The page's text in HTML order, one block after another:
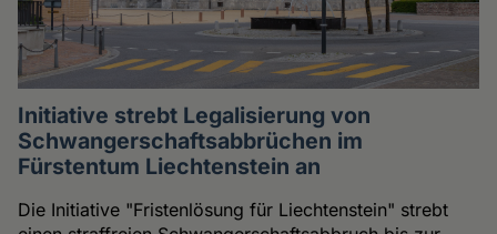
Initiative strebt Legalisierung von
Schwangerschaftsabbrüchen im
Fürstentum Liechtenstein an
Die Initiative "Fristenlösung für Liechtenstein" strebt